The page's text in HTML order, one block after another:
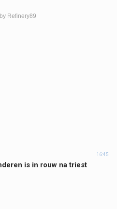
Refinery89
16:45
is in rouw na triest